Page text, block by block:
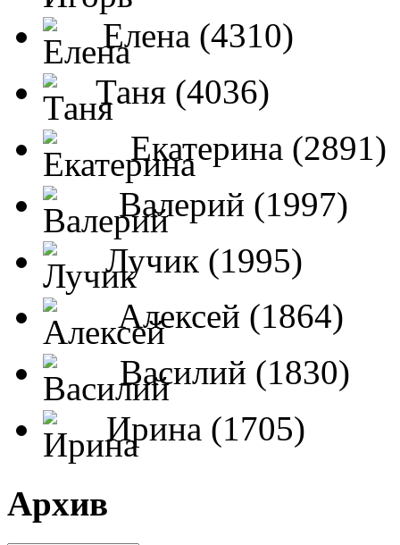
Елена (4310)
Таня (4036)
Екатерина (2891)
Валерий (1997)
Лучик (1995)
Алексей (1864)
Василий (1830)
Ирина (1705)
Архив